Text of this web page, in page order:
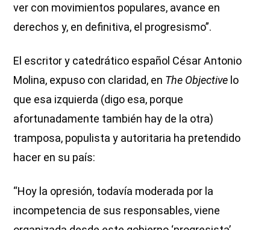
ver con movimientos populares, avance en
derechos y, en definitiva, el progresismo”.
El escritor y catedrático español César Antonio
Molina, expuso con claridad, en The Objective lo
que esa izquierda (digo esa, porque
afortunadamente también hay de la otra)
tramposa, populista y autoritaria ha pretendido
hacer en su país:
“Hoy la opresión, todavía moderada por la
incompetencia de sus responsables, viene